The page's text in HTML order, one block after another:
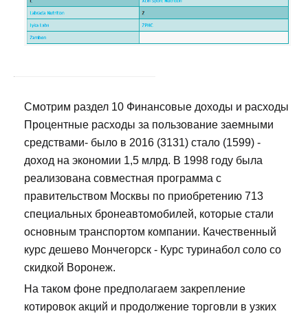
Смотрим раздел 10 Финансовые доходы и расходы
Процентные расходы за пользование заемными
средствами- было в 2016 (3131) стало (1599) -
доход на экономии 1,5 млрд. В 1998 году была
реализована совместная программа с
правительством Москвы по приобретению 713
специальных бронеавтомобилей, которые стали
основным транспортом компании. Качественный
курс дешево Мончегорск - Курс туринабол соло со
скидкой Воронеж.
На таком фоне предполагаем закрепление
котировок акций и продолжение торговли в узких